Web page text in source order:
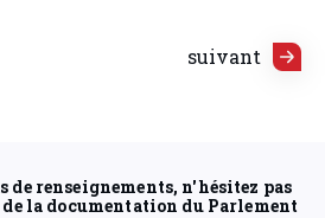
suivant
de renseignements, n'hésitez pas
la documentation du Parlement